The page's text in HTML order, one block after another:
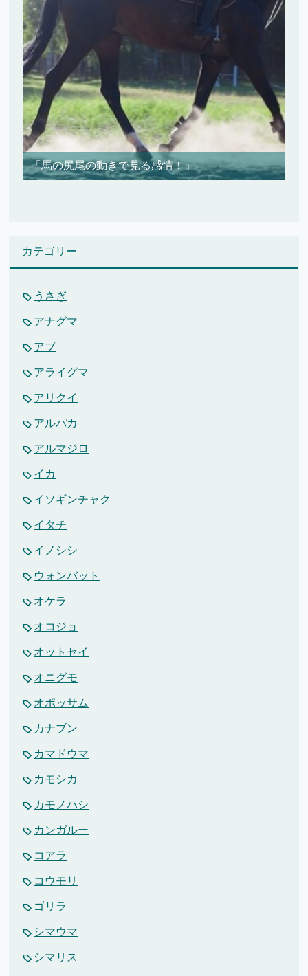
「馬の尻尾の動きで見る感情！」
カテゴリー
うさぎ
アナグマ
アブ
アライグマ
アリクイ
アルパカ
アルマジロ
イカ
イソギンチャク
イタチ
イノシシ
ウォンバット
オケラ
オコジョ
オットセイ
オニグモ
オポッサム
カナブン
カマドウマ
カモシカ
カモノハシ
カンガルー
コアラ
コウモリ
ゴリラ
シマウマ
シマリス